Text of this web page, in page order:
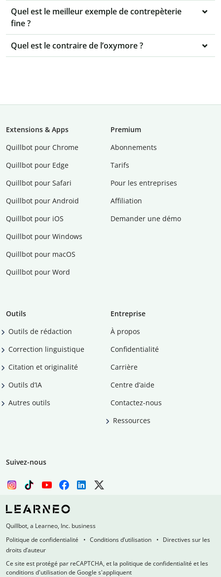
Quel est le meilleur exemple de contrepèterie
fine ?
Quel est le contraire de l’oxymore ?
Extensions & Apps
Quillbot pour Chrome
Quillbot pour Edge
Quillbot pour Safari
Quillbot pour Android
Quillbot pour iOS
Quillbot pour Windows
Quillbot pour macOS
Quillbot pour Word
Premium
Abonnements
Tarifs
Pour les entreprises
Affiliation
Demander une démo
Outils
Outils de rédaction
Correction linguistique
Citation et originalité
Outils d’IA
Autres outils
Entreprise
À propos
Confidentialité
Carrière
Centre d’aide
Contactez-nous
Ressources
Suivez-nous
Quillbot, a Learneo, Inc. business
Politique de confidentialité
Conditions d’utilisation
Directives sur les
droits d’auteur
Ce site est protégé par reCAPTCHA, et la politique de confidentialité et les
conditions d'utilisation de Google s'appliquent